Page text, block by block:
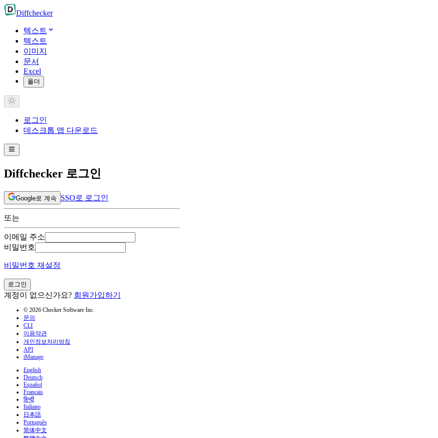
Diffchecker
텍스트
텍스트
이미지
문서
Excel
폴더
로그인
데스크톱 앱 다운로드
Diffchecker 로그인
Google로 계속 SSO로 로그인
또는
이메일 주소
비밀번호
비밀번호 재설정
로그인
계정이 없으신가요? 회원가입하기
© 2026 Checker Software Inc.
문의
CLI
이용약관
개인정보처리방침
API
iManage
English
Deutsch
Español
Français
हिन्दी
Italiano
日本語
Português
简体中文